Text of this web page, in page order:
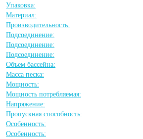
Упаковка:
Материал:
Производительность:
Подсоединение:
Подсоединение:
Подсоединение:
Объем бассейна:
Масса песка:
Мощность:
Мощность потребляемая:
Напряжение:
Пропускная способность:
Особенность:
Особенность: